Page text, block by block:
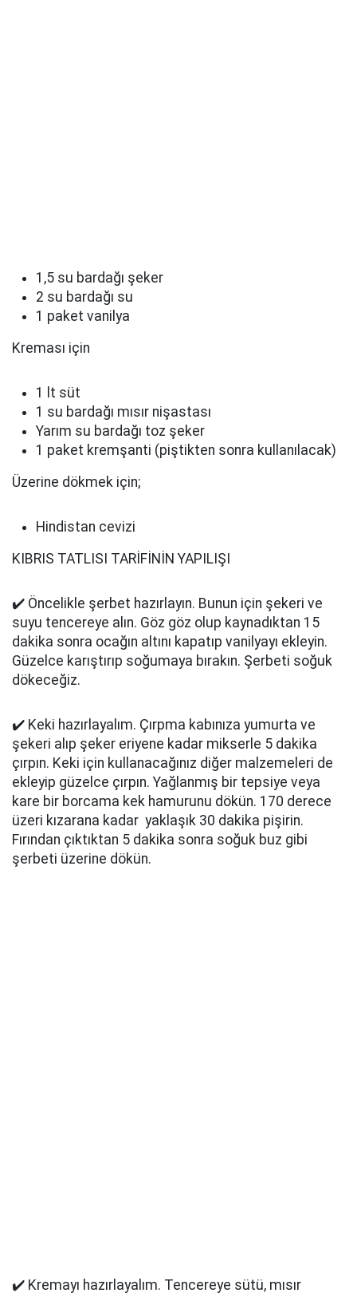
1,5 su bardağı şeker
2 su bardağı su
1 paket vanilya
Kreması için
1 lt süt
1 su bardağı mısır nişastası
Yarım su bardağı toz şeker
1 paket kremşanti (piştikten sonra kullanılacak)
Üzerine dökmek için;
Hindistan cevizi
KIBRIS TATLISI TARİFİNİN YAPILIŞI
✔️ Öncelikle şerbet hazırlayın. Bunun için şekeri ve
suyu tencereye alın. Göz göz olup kaynadıktan 15
dakika sonra ocağın altını kapatıp vanilyayı ekleyin.
Güzelce karıştırıp soğumaya bırakın. Şerbeti soğuk
dökeceğiz.
✔️ Keki hazırlayalım. Çırpma kabınıza yumurta ve
şekeri alıp şeker eriyene kadar mikserle 5 dakika
çırpın. Keki için kullanacağınız diğer malzemeleri de
ekleyip güzelce çırpın. Yağlanmış bir tepsiye veya
kare bir borcama kek hamurunu dökün. 170 derece
üzeri kızarana kadar yaklaşık 30 dakika pişirin.
Fırından çıktıktan 5 dakika sonra soğuk buz gibi
şerbeti üzerine dökün.
✔️ Kremayı hazırlayalım. Tencereye sütü, mısır